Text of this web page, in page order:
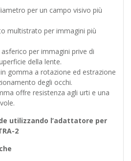
per un campo visivo più
multistrato per immagini più
per immagini prive di
della lente.
gomma a rotazione ed estrazione
degli occhi.
offre resistenza agli urti e una
utilizzando l’adattatore per
2